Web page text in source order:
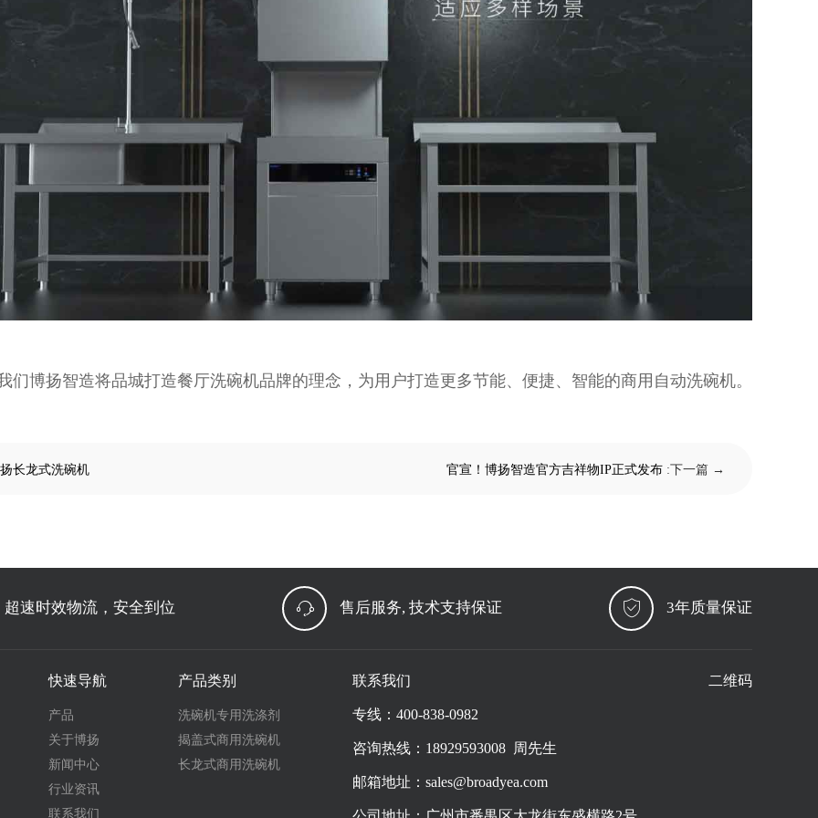
们博扬智造将品城打造餐厅洗碗机品牌的理念，为用户打造更多节能、便捷、智能的商用自动洗碗机。
长龙式洗碗机 官宣！博扬智造官方吉祥物IP正式发布 :下一篇 →
超速时效物流，安全到位 售后服务, 技术支持保证 3年质量保证
快速导航
产品
关于博扬
新闻中心
行业资讯
联系我们
产品类别
洗碗机专用洗涤剂
揭盖式商用洗碗机
长龙式商用洗碗机
联系我们
专线：400-838-0982
咨询热线：18929593008 周先生
邮箱地址：sales@broadyea.com
二维码